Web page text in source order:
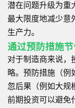
潜在问题升级为重
最大限度地减少意
生产力。
通过预防措施
对于制造商来说，
略。预防措施（例
忽后果（例如大规
前期投资可以避免